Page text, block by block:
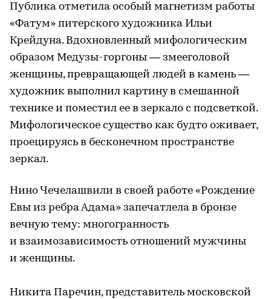
Публика отметила особый магнетизм работы
«Фатум» питерского художника Ильи
Крейдуна. Вдохновленный мифологическим
образом Медузы-горгоны — змееголовой
женщины, превращающей людей в камень —
художник выполнил картину в смешанной
технике и поместил ее в зеркало с подсветкой.
Мифологическое существо как будто оживает,
проецируясь в бесконечном пространстве
зеркал.
Нино Чечелашвили в своей работе «Рождение
Евы из ребра Адама» запечатлела в бронзе
вечную тему: многогранность
и взаимозависимость отношений мужчины
и женщины.
Никита Паречин, представитель московской